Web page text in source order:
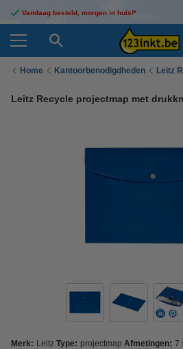
Vandaag besteld, morgen in huis!*
Home Kantoorbenodigdheden Leitz
Leitz Recycle projectmap met
Merk: Leitz Type: projectmap Afmetingen: 7